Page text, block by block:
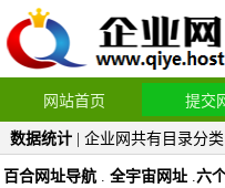
网站首页 提交
数据统计 | 企业网共有目录分类
百合网址导航 . 全宇宙网址 .六